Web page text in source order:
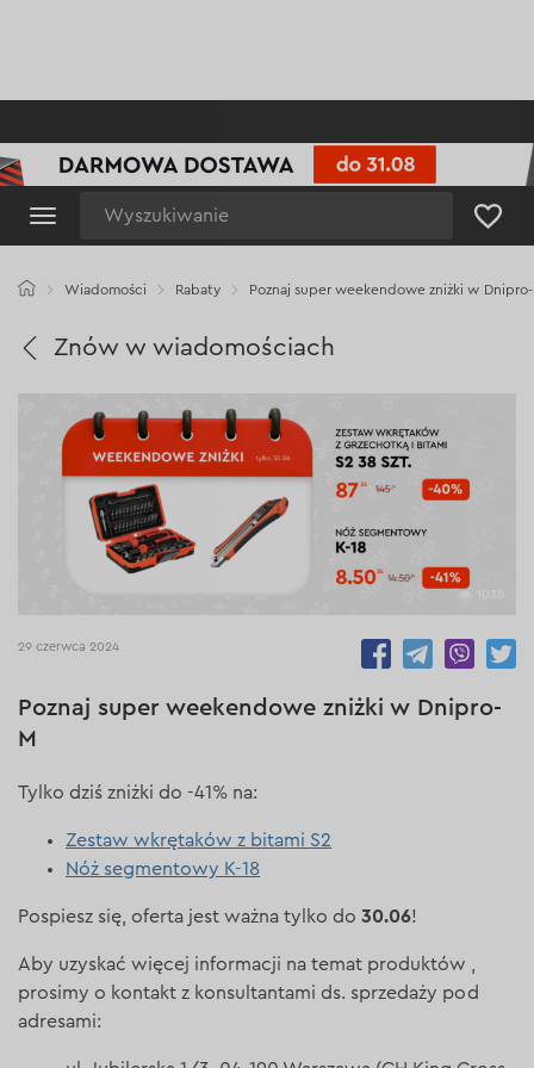
Wiadomości Rabaty Poznaj super weekendowe zniżki w Dnipro-
Znów w wiadomościach
29 czerwca 2024
Poznaj super weekendowe zniżki w Dnipro-
M
Tylko dziś zniżki do -41% na:
Zestaw wkrętaków z bitami S2
Nóż segmentowy K-18
Pospiesz się, oferta jest ważna tylko do30.06!
Aby uzyskać więcej informacji na temat produktów ,
prosimy o kontakt z konsultantami ds. sprzedaży pod
adresami: